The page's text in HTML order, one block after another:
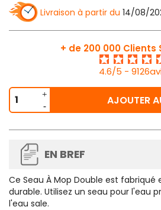
Livraison à partir du 14/08/
+ de 200 000
4.6/5 -
AJOUTER
EN BREF
Ce Seau À Mop Double est fabriqué
durable. Utilisez un seau pour l'eau
l'eau sale.